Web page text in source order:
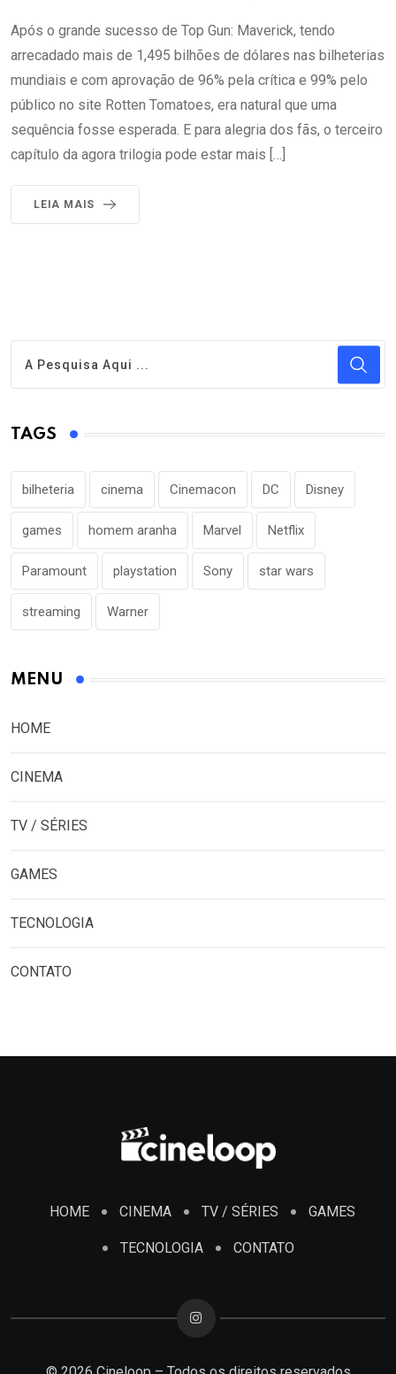
Após o grande sucesso de Top Gun: Maverick, tendo
arrecadado mais de 1,495 bilhões de dólares nas bilheterias
mundiais e com aprovação de 96% pela crítica e 99% pelo
público no site Rotten Tomatoes, era natural que uma
sequência fosse esperada. E para alegria dos fãs, o terceiro
capítulo da agora trilogia pode estar mais […]
LEIA MAIS
TAGS
bilheteria cinema Cinemacon DC Disney
games homem aranha Marvel Netflix
Paramount playstation Sony star wars
streaming Warner
MENU
HOME
CINEMA
TV / SÉRIES
GAMES
TECNOLOGIA
CONTATO
HOME CINEMA TV / SÉRIES GAMES
TECNOLOGIA CONTATO